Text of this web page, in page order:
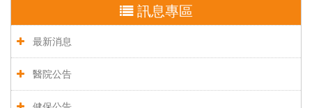
訊息專區
最新消息
醫院公告